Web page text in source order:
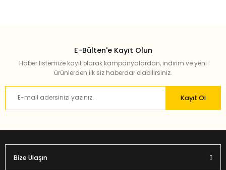
E-Bülten'e Kayıt Olun
Haber listemize kayıt olarak kampanyalardan, indirim ve yeni
ürünlerden ilk siz haberdar olabilirsiniz.
Kayıt Ol
Bize Ulaşın